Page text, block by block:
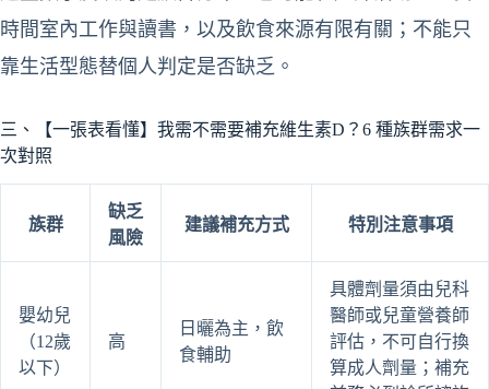
時間室內工作與讀書，以及飲食來源有限有關；不能只
靠生活型態替個人判定是否缺乏。
三、【一張表看懂】我需不需要補充維生素D？6 種族群需求一
次對照
族群
缺乏
風險
建議補充方式 特別注意事項
嬰幼兒
（12歲
以下）
高
日曬為主，飲
食輔助
具體劑量須由兒科
醫師或兒童營養師
評估，不可自行換
算成人劑量；補充